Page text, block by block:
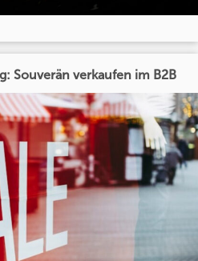
Souverän verkaufen im B2B